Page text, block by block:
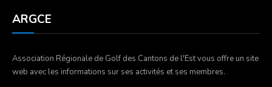
ARGCE
Association Régionale de Golf des Cantons de l'Est vous offre un site
web avec les informations sur ses activités et ses membres.